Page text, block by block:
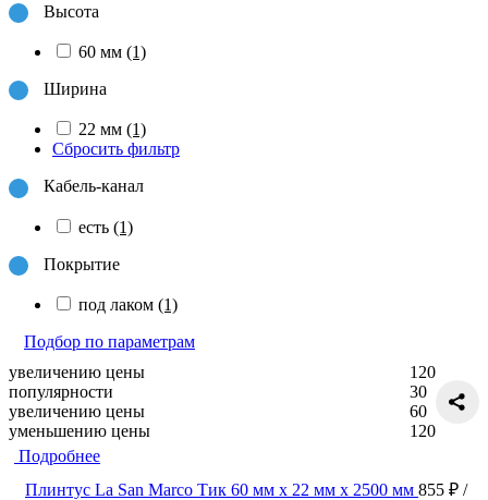
Высота
60 мм (1)
Ширина
22 мм (1)
Сбросить фильтр
Кабель-канал
есть (1)
Покрытие
под лаком (1)
Подбор по параметрам
увеличению цены
популярности
увеличению цены
уменьшению цены
120
30
60
120
Подробнее
Плинтус La San Marco Тик 60 мм х 22 мм х 2500 мм 855 ₽ /